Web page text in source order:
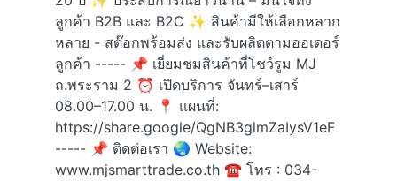
ลูกค้า B2B และ B2C ✨ สินค้ามีให้เลือกหลาก
หลาย - สต๊อกพร้อมส่ง และรับผลิตตามออเดอร์
ลูกค้า ----- 📌 เยี่ยมชมสินค้าที่โชว์รูม MJ
ถ.พระราม 2 ⏰ เปิดบริการ จันทร์–เสาร์
08.00–17.00 น. 📍 แผนที่:
https://share.google/QgNB3glmZaIysV1eF
----- 📌 ติดต่อเรา 🌏 Website:
www.mjsmarttrade.co.th ☎ โทร : 034-